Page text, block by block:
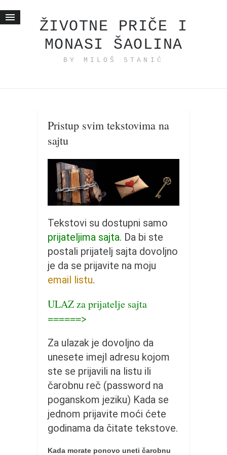
ŽIVOTNE PRIČE I
MONASI ŠAOLINA
BY MILOŠ STANIĆ
Životne priče
moj haiku
momenti i mesta
bonus sadržaj
Svetlopis
zakonopravilo
zabranjena istorija
ćirilica
porodične priče
Okinava karate
moje beleške
istorija karatea
bubishi
kihon
Pristup svim tekstovima na
sajtu
Tekstovi su dostupni samo
prijateljima sajta. Da bi ste
postali prijatelj sajta dovoljno
je da se prijavite na moju
email listu.
ULAZ za prijatelje sajta
======>
Za ulazak je dovoljno da
unesete imejl adresu kojom
ste se prijavili na listu ili
čarobnu reč (password na
poganskom jeziku) Kada se
jednom prijavite moći ćete
godinama da čitate tekstove.
Kada morate ponovo uneti čarobnu